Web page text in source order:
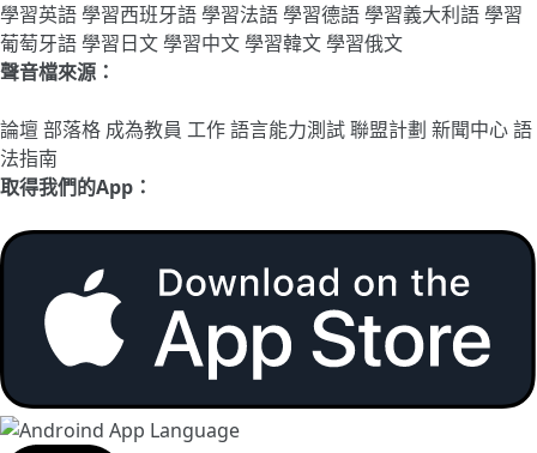
學習英語學習西班牙語學習法語學習德語學習義大利語學習
葡萄牙語學習日文學習中文學習韓文學習俄文
聲音檔來源：
論壇部落格 成為教員 工作語言能力測試聯盟計劃 新聞中心語
法指南
取得我們的App：